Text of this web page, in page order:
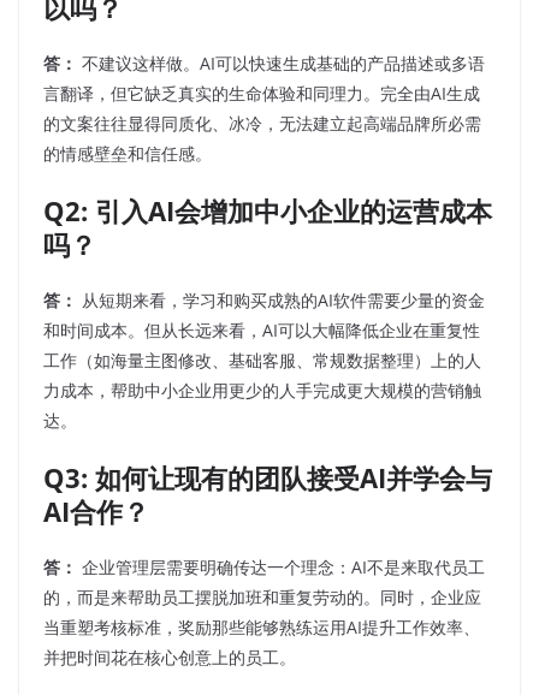
以吗？
答： 不建议这样做。AI可以快速生成基础的产品描述或多语
言翻译，但它缺乏真实的生命体验和同理力。完全由AI生成
的文案往往显得同质化、冰冷，无法建立起高端品牌所必需
的情感壁垒和信任感。
Q2: 引入AI会增加中小企业的运营成本
吗？
答： 从短期来看，学习和购买成熟的AI软件需要少量的资金
和时间成本。但从长远来看，AI可以大幅降低企业在重复性
工作（如海量主图修改、基础客服、常规数据整理）上的人
力成本，帮助中小企业用更少的人手完成更大规模的营销触
达。
Q3: 如何让现有的团队接受AI并学会与
AI合作？
答： 企业管理层需要明确传达一个理念：AI不是来取代员工
的，而是来帮助员工摆脱加班和重复劳动的。同时，企业应
当重塑考核标准，奖励那些能够熟练运用AI提升工作效率、
并把时间花在核心创意上的员工。